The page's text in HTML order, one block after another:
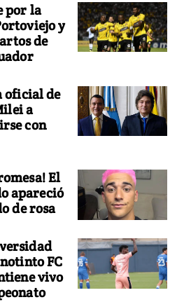
por la
y
de
oficial de
a
con
El
apareció
de rosa
FC
vivo